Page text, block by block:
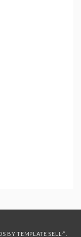
BYTEMPLATE SELL